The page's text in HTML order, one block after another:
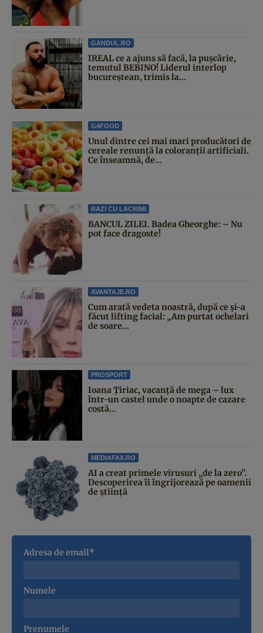
GANDUL.RO
IREAL ce a ajuns să facă, la pușcărie,
temutul BEBINO! Liderul interlop
bucureștean, trimis la...
G4FOOD
Unul dintre cei mai mari producători de
cereale renunță la coloranții artificiali.
Ce înseamnă, de...
RAZI CU LACRIMI
BANCUL ZILEI. Badea Gheorghe: – Nu
pot face dragoste!
AVANTAJE.RO
Cum arată vedeta noastră, după ce și-a
făcut lifting facial: „Am purtat ochelari
de soare...
PROSPORT
Ioana Țiriac, vacanță de mega – lux
într-un castel unde o noapte de cazare
costă...
MEDIAFAX.RO
AI a creat primele virusuri „de la zero”.
Descoperirea îi îngrijorează pe oamenii
de știință
Adresa de email*
Numele
Prenumele